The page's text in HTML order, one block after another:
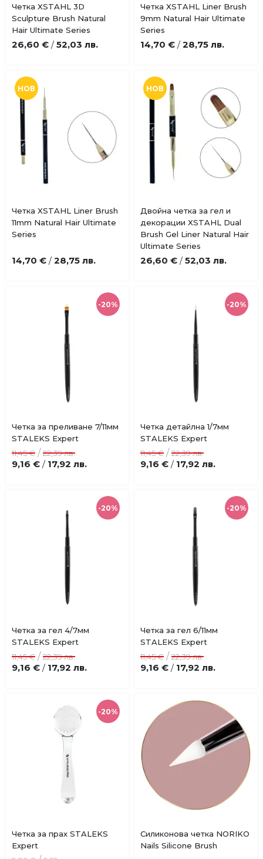
Добави
в
любими
Купи
Четка XSTAHL 3D
Sculpture Brush Natural
Hair Ultimate Series
26,60 € / 52,03 лв.
Добави
в
Купи
Четка XSTAHL Liner Brush
9mm Natural Hair Ultimate
Series
14,70 € / 28,75 лв.
НОВ
Добави
в
Купи
Четка XSTAHL Liner Brush
11mm Natural Hair Ultimate
Series
14,70 € / 28,75 лв.
НОВ
Добави
в
любими
Купи
Двойна четка за гел и
декорации XSTAHL Dual
Brush Gel Liner Natural Hair
Ultimate Series
26,60 € / 52,03 лв.
-20%
Добави
в
любими
Четка за преливане 7/11мм
STALEKS Expert
9,16 € / 17,92 лв.
11,45 € /22,39 лв.
-20%
Добави
в
любими
Четка детайлна 1/7мм
STALEKS Expert
9,16 € / 17,92 лв.
11,45 € /22,39 лв.
-20%
Добави
в
любими
Четка за гел 4/7мм
STALEKS Expert
9,16 € / 17,92 лв.
11,45 € /22,39 лв.
-20%
Добави
в
любими
Четка за гел 6/11мм
STALEKS Expert
9,16 € / 17,92 лв.
11,45 € /22,39 лв.
-20%
Четка за прах STALEKS
Expert
Добави
в
Купи
Силиконова четка NORIKO
Nails Silicone Brush